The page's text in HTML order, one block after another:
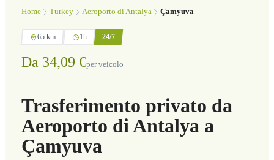
Home Turkey Aeroporto di Antalya Çamyuva
65 km 1h 24/7
Da 34,09 €per veicolo
Trasferimento privato da
Aeroporto di Antalya a
Çamyuva